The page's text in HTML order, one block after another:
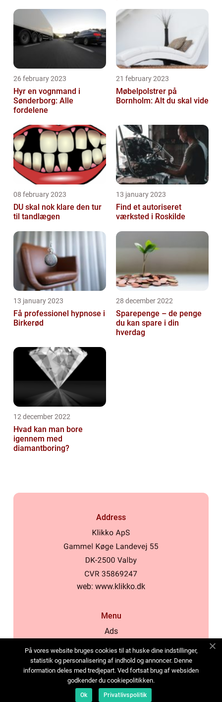
26 february 2023
Hyr en vognmand i
Sønderborg: Alle
fordelene
21 february 2023
Møbelpolstrer på
Bornholm: Alt du skal vide
08 february 2023
DU skal nok klare den tur
til tandlægen
13 january 2023
Find et autoriseret
værksted i Roskilde
13 january 2023
Få professionel hypnose i
Birkerød
28 december 2022
Sparepenge – de penge
du kan spare i din
hverdag
12 december 2022
Hvad kan man bore
igennem med
diamantboring?
Address
web: www.klikko.dk
Menu
Ads
Cookies
Contact
Sitemap
På vores website bruges cookies til at huske dine indstillinger,
statistik og personalisering af indhold og annoncer. Denne
information deles med tredjepart. Ved fortsat brug af websiden
godkender du cookiepolitikken.
Ok Privatlivspolitik